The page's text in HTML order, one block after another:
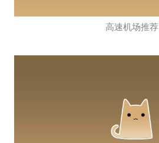
高速机场推荐